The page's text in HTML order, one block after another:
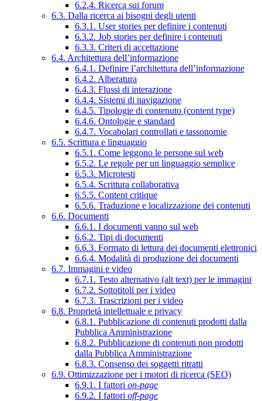
6.2.4. Ricerca sui forum
6.3. Dalla ricerca ai bisogni degli utenti
6.3.1. User stories per definire i contenuti
6.3.2. Job stories per definire i contenuti
6.3.3. Criteri di accettazione
6.4. Architettura dell’informazione
6.4.1. Definire l’architettura dell’informazione
6.4.2. Alberatura
6.4.3. Flussi di interazione
6.4.4. Sistemi di navigazione
6.4.5. Tipologie di contenuto (content type)
6.4.6. Ontologie e standard
6.4.7. Vocabolari controllati e tassonomie
6.5. Scrittura e linguaggio
6.5.1. Come leggono le persone sul web
6.5.2. Le regole per un linguaggio semplice
6.5.3. Microtesti
6.5.4. Scrittura collaborativa
6.5.5. Content critique
6.5.6. Traduzione e localizzazione dei contenuti
6.6. Documenti
6.6.1. I documenti vanno sul web
6.6.2. Tipi di documenti
6.6.3. Formato di lettura dei documenti elettronici
6.6.4. Modalità di produzione dei documenti
6.7. Immagini e video
6.7.1. Testo alternativo (alt text) per le immagini
6.7.2. Sottotitoli per i video
6.7.3. Trascrizioni per i video
6.8. Proprietà intellettuale e privacy
6.8.1. Pubblicazione di contenuti prodotti dalla
Pubblica Amministrazione
6.8.2. Pubblicazione di contenuti non prodotti
dalla Pubblica Amministrazione
6.8.3. Consenso dei soggetti ritratti
6.9. Ottimizzazione per i motori di ricerca (SEO)
6.9.1. I fattori on-page
6.9.2. I fattori off-page